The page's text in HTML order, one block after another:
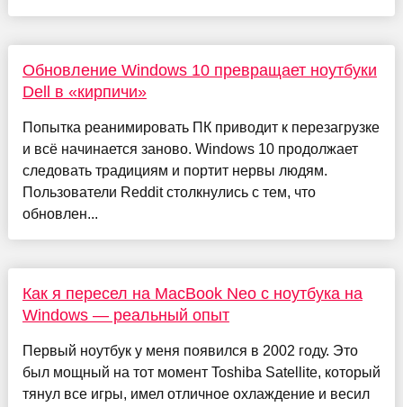
Обновление Windows 10 превращает ноутбуки
Dell в «кирпичи»
Попытка реанимировать ПК приводит к перезагрузке
и всё начинается заново. Windows 10 продолжает
следовать традициям и портит нервы людям.
Пользователи Reddit столкнулись с тем, что
обновлен...
Как я пересел на MacBook Neo с ноутбука на
Windows — реальный опыт
Первый ноутбук у меня появился в 2002 году. Это
был мощный на тот момент Toshiba Satellite, который
тянул все игры, имел отличное охлаждение и весил